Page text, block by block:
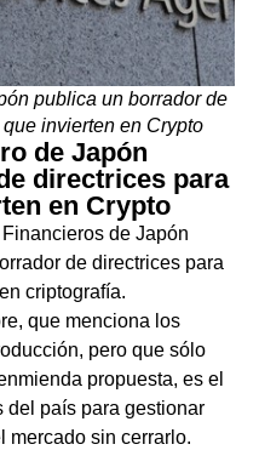
publica un borrador de
invierten en Crypto
de Japón
directrices para
en Crypto
de Japón
de directrices para
criptografía.
que menciona los
pero que sólo
propuesta, es el
del país para gestionar
mercado sin cerrarlo.